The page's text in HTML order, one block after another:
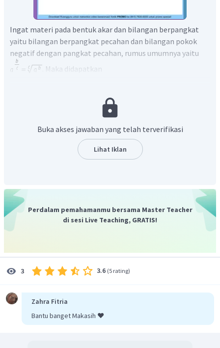
Ingat materi pada bentuk akar dan bilangan berpangkat
yaitu bilangan berpangkat pecahan dan bilangan pokok
negatif dengan pangkat pecahan, rumus umumnya yaitu
. Maka didapatkan
Buka akses jawaban yang telah terverifikasi
Lihat Iklan
Perdalam pemahamanmu bersama Master Teacher
di sesi Live Teaching, GRATIS!
3 3.6 (5 rating)
Zahra Fitria
Bantu banget Makasih ❤️